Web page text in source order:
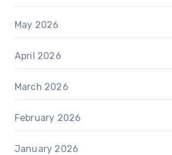
May 2026
April 2026
March 2026
February 2026
January 2026